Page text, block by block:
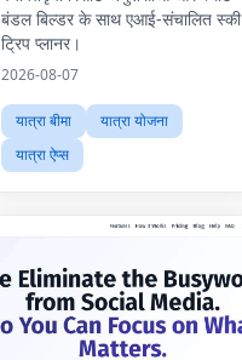
बंडल बिल्डर के साथ एआई-संचालित स्की
ट्रिप प्लानर।
2026-08-07
यात्रा बीमा
यात्रा योजना
यात्रा ऐप्स